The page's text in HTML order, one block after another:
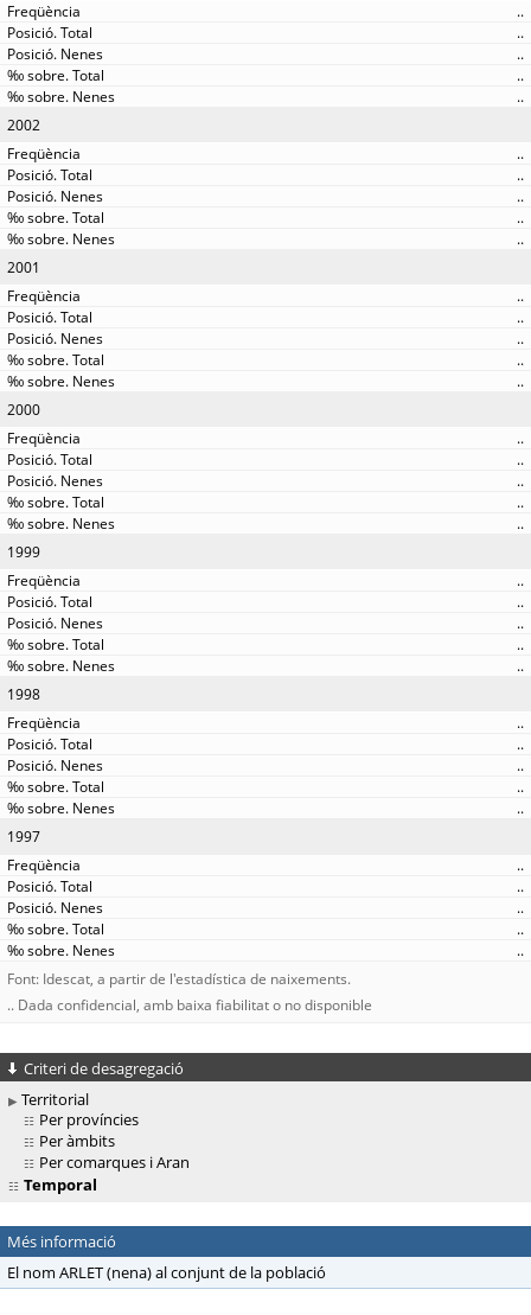
..
..
..
..
..
2002
..
..
..
..
..
2001
..
..
..
..
..
2000
..
..
..
..
..
1999
..
..
..
..
..
1998
..
..
..
..
..
1997
..
..
..
..
..
Font: Idescat, a partir de l'estadística de naixements.
.. Dada confidencial, amb baixa fiabilitat o no disponible
Criteri de desagregació
Territorial
Per províncies
Per àmbits
Per comarques i Aran
Temporal
Més informació
El nom ARLET (nena) al conjunt de la població